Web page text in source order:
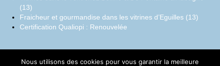
(13)
Fraicheur et gourmandise dans les vitrines d’Eguilles (13)
Certification Qualiopi : Renouvelée
Nous utilisons des cookies pour vous garantir la meilleure